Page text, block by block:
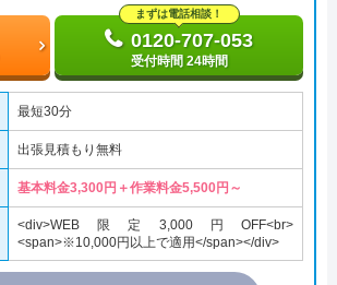
まずは電話相談！
0120-707-053
受付時間 24時間
最短30分
出張見積もり無料
基本料金3,300円＋作業料金5,500円～
<div>WEB限定3,000円OFF<br>
<span>※10,000円以上で適用</span></div>